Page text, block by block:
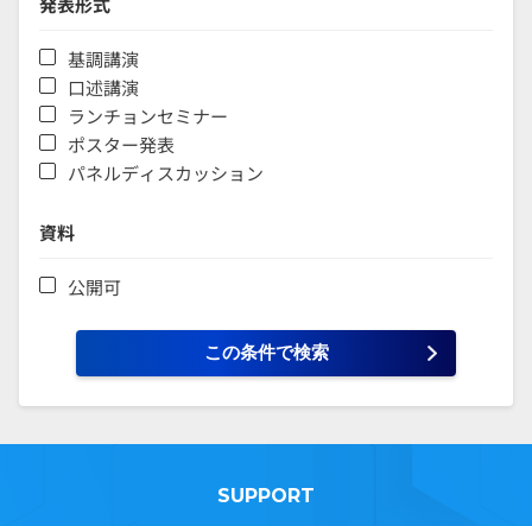
基調講演
口述講演
ランチョンセミナー
ポスター発表
パネルディスカッション
資料
公開可
SUPPORT